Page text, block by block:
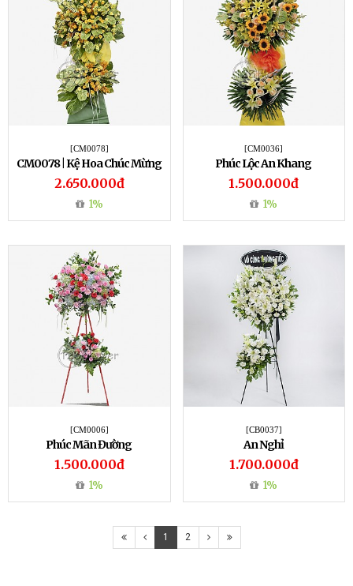
[CM0078]
CM0078 | Kệ Hoa Chúc Mừng
78
2.650.000đ
1%
[CM0036]
Phúc Lộc An Khang
1.500.000đ
1%
[CM0006]
Phúc Mãn Đường
1.500.000đ
1%
[CB0037]
An Nghỉ
1.700.000đ
1%
1 2